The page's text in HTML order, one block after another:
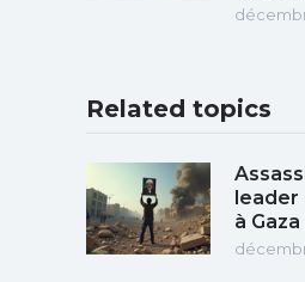
Related topics
leader
à Gaza